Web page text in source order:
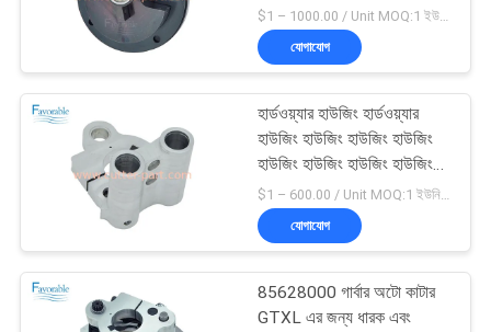
এইচটিএক্সএল 85939001 এর
জন্য ক্র্যাঙ্কশ্যাফ্ট সমাবেশ
$1 – 1000.00 / Unit MOQ:1 ইউনিট/ইউনিট অবহেলিত
যোগাযোগ
হার্ডওয়্যার হাউজিং হার্ডওয়্যার
হাউজিং হাউজিং হাউজিং হাউজিং
হাউজিং হাউজিং হাউজিং হাউজিং
হাউজিং হাউজিং হাউজিং হাউজিং
হাউজিং হাউজিং হাউজিং হাউজিং
হাউজিং হাউজিং হাউজিং হাউজিং
$1 – 600.00 / Unit MOQ:1 ইউনিট/ইউনিট অবহেলিত
যোগাযোগ
85628000 গার্বার অটো কাটার
GTXL এর জন্য ধারক এবং